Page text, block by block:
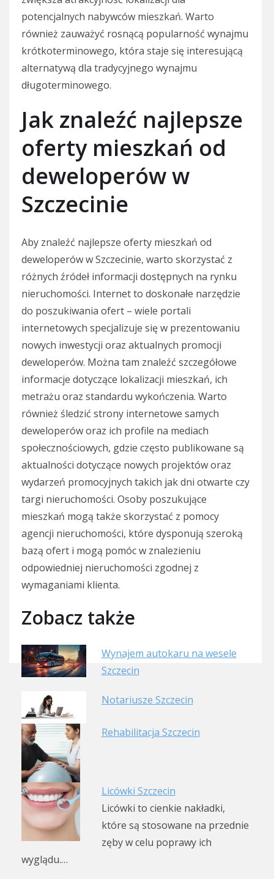
potencjalnych nabywców mieszkań. Warto
również zauważyć rosnącą popularność wynajmu
krótkoterminowego, która staje się interesującą
alternatywą dla tradycyjnego wynajmu
długoterminowego.
Jak znaleźć najlepsze
oferty mieszkań od
deweloperów w
Szczecinie
Aby znaleźć najlepsze oferty mieszkań od
deweloperów w Szczecinie, warto skorzystać z
różnych źródeł informacji dostępnych na rynku
nieruchomości. Internet to doskonałe narzędzie
do poszukiwania ofert – wiele portali
internetowych specjalizuje się w prezentowaniu
nowych inwestycji oraz aktualnych promocji
deweloperów. Można tam znaleźć szczegółowe
informacje dotyczące lokalizacji mieszkań, ich
metrażu oraz standardu wykończenia. Warto
również śledzić strony internetowe samych
deweloperów oraz ich profile na mediach
społecznościowych, gdzie często publikowane są
aktualności dotyczące nowych projektów oraz
wydarzeń promocyjnych takich jak dni otwarte czy
targi nieruchomości. Osoby poszukujące
mieszkań mogą także skorzystać z pomocy
agencji nieruchomości, które dysponują szeroką
bazą ofert i mogą pomóc w znalezieniu
odpowiedniej nieruchomości zgodnej z
wymaganiami klienta.
Zobacz także
Wynajem autokaru na wesele
Szczecin
Notariusze Szczecin
Rehabilitacja Szczecin
Licówki Szczecin
Licówki to cienkie nakładki,
które są stosowane na przednie
zęby w celu poprawy ich
wyglądu.…